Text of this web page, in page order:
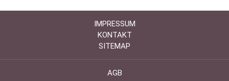
IMPRESSUM
KONTAKT
SITEMAP
AGB